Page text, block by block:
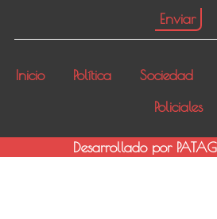
Inicio Política Sociedad
Policiales
Desarrollado por